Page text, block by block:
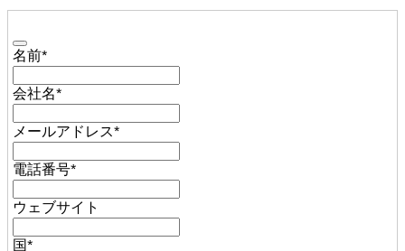
名前*
会社名*
メールアドレス*
電話番号*
Company
Name*
ウェブサイト
国*